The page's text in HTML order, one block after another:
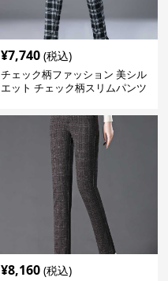
¥7,740 (税込)
チェック柄ファッション 美シル
エット チェック柄スリムパンツ
¥8,160 (税込)